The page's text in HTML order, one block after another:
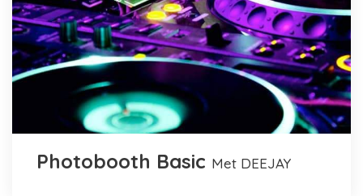
Photobooth Basic met DEEJAY